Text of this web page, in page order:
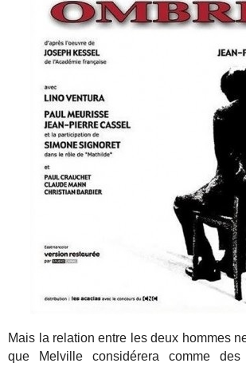
Mais la relation entre les deux hommes
que Melville considérera comme des